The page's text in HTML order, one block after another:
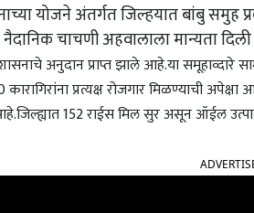
योजने अंतर्गत जिल्हयात बांबु
चाचणी अहवालाला मान्यता
अनुदान प्राप्त झाले आहे.या समूहाव्दारे
प्रत्यक्ष रोजगार मिळण्याची अपेक्षा
जिल्ह्यात 152 राईस मिल सुर असून ऑईल